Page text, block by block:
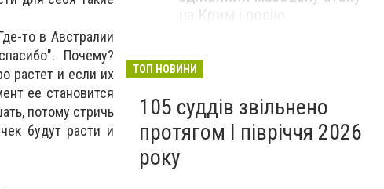
то в Австралии
Почему?
растет и если их
ее становится
потому стричь
будут расти и
на Крим і росію
ТОП НОВИНИ
105 суддів звільнено
протягом I півріччя 2026
року